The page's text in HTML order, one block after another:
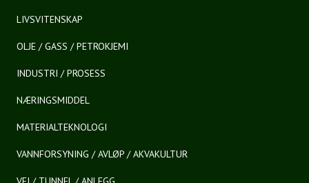
LIVSVITENSKAP
OLJE / GASS / PETROKJEMI
INDUSTRI / PROSESS
NÆRINGSMIDDEL
MATERIALTEKNOLOGI
VANNFORSYNING / AVLØP / AKVAKULTUR